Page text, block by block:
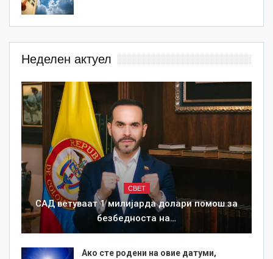
Неделен актуел
СВЕТ
САД ветуваат 1 милијарда долари помош за
безбедноста на…
Ако сте родени на овие датуми,